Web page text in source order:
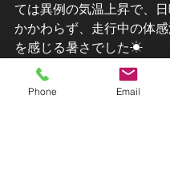
ては異例の気温上昇で、
かかわらず、走行中の体
を感じる暑さでした☀
うちのRSちゃんは信号待
たびに温度急上昇↑↑↑
Phone Email